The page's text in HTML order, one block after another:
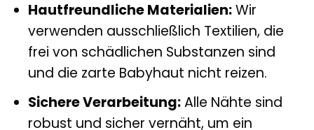
Hautfreundliche Materialien:Wir
verwenden ausschließlich Textilien, die
frei von schädlichen Substanzen sind
und die zarte Babyhaut nicht reizen.
Sichere Verarbeitung:Alle Nähte sind
robust und sicher vernäht, um ein